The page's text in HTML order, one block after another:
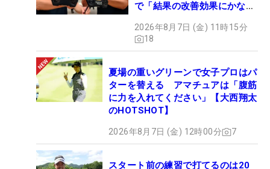
で「結果の改善効果にかなり
2026年8月7日 (金) 11時15分
18
夏場の重いグリーンで女子プロはパ
ターを替える アマチュアは「腹筋
に力を入れてください」【大西翔太
のHOTSHOT】
2026年8月7日 (金) 12時00分 7
スタート前の練習で打てるのは20